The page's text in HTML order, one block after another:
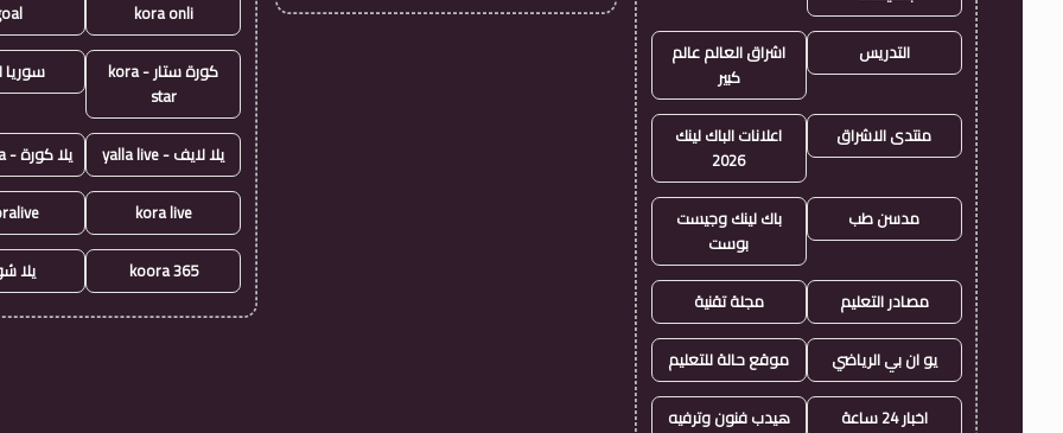
التدريس
اشراق العالم عالم
كبير
منتدى الاشراق
اعلانات الباك لينك
2026
مدسن طب
باك لينك وجيست
بوست
مصادر التعليم مجلة تقنية
يو ان بي الرياضي موقع حالة للتعليم
اخبار 24 ساعة هيدب فنون وترفيه
kora onli
كورة ستار - kora
star
سوريا
يلا لايف - yalla live يلا كورة - yallakora
kora live
koora 365 يلا